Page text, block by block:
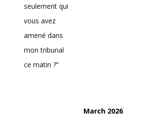
seulement qui
vous avez
amené dans
mon tribunal
ce matin ?”
March 2026